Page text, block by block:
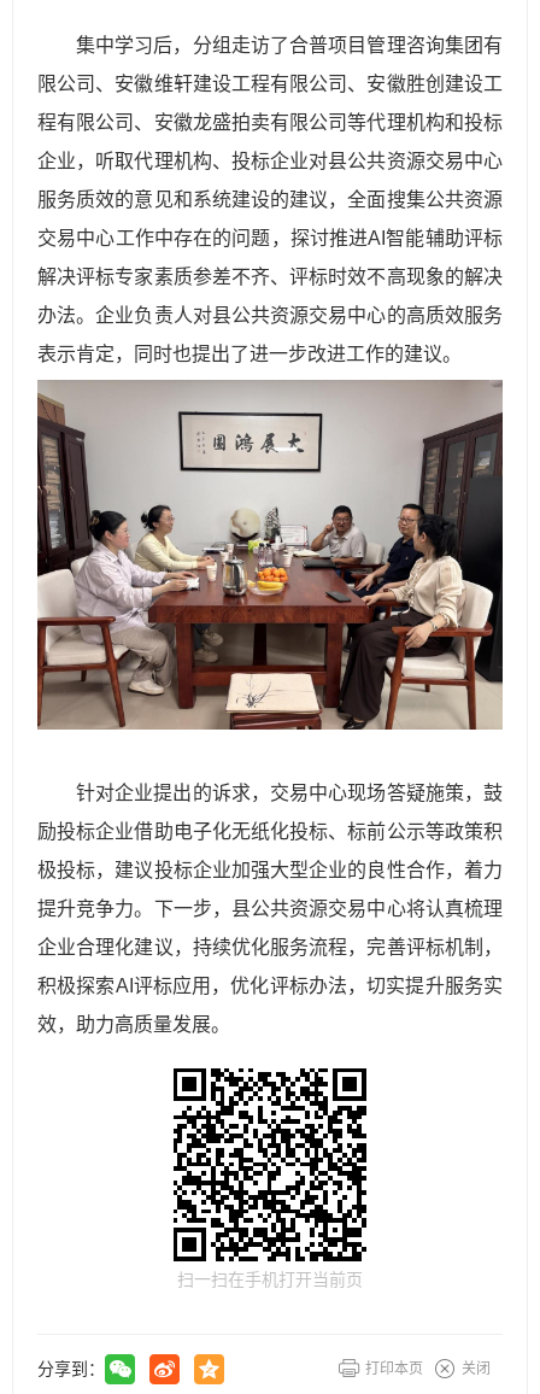
集中学习后，分组走访了合普项目管理咨询集团有
限公司、安徽维轩建设工程有限公司、安徽胜创建设工
程有限公司、安徽龙盛拍卖有限公司等代理机构和投标
企业，听取代理机构、投标企业对县公共资源交易中心
服务质效的意见和系统建设的建议，全面搜集公共资源
交易中心工作中存在的问题，探讨推进AI智能辅助评标
解决评标专家素质参差不齐、评标时效不高现象的解决
办法。企业负责人对县公共资源交易中心的高质效服务
表示肯定，同时也提出了进一步改进工作的建议。
针对企业提出的诉求，交易中心现场答疑施策，鼓
励投标企业借助电子化无纸化投标、标前公示等政策积
极投标，建议投标企业加强大型企业的良性合作，着力
提升竞争力。下一步，县公共资源交易中心将认真梳理
企业合理化建议，持续优化服务流程，完善评标机制，
积极探索AI评标应用，优化评标办法，切实提升服务实
效，助力高质量发展。
扫一扫在手机打开当前页
分享到： 打印本页 关闭